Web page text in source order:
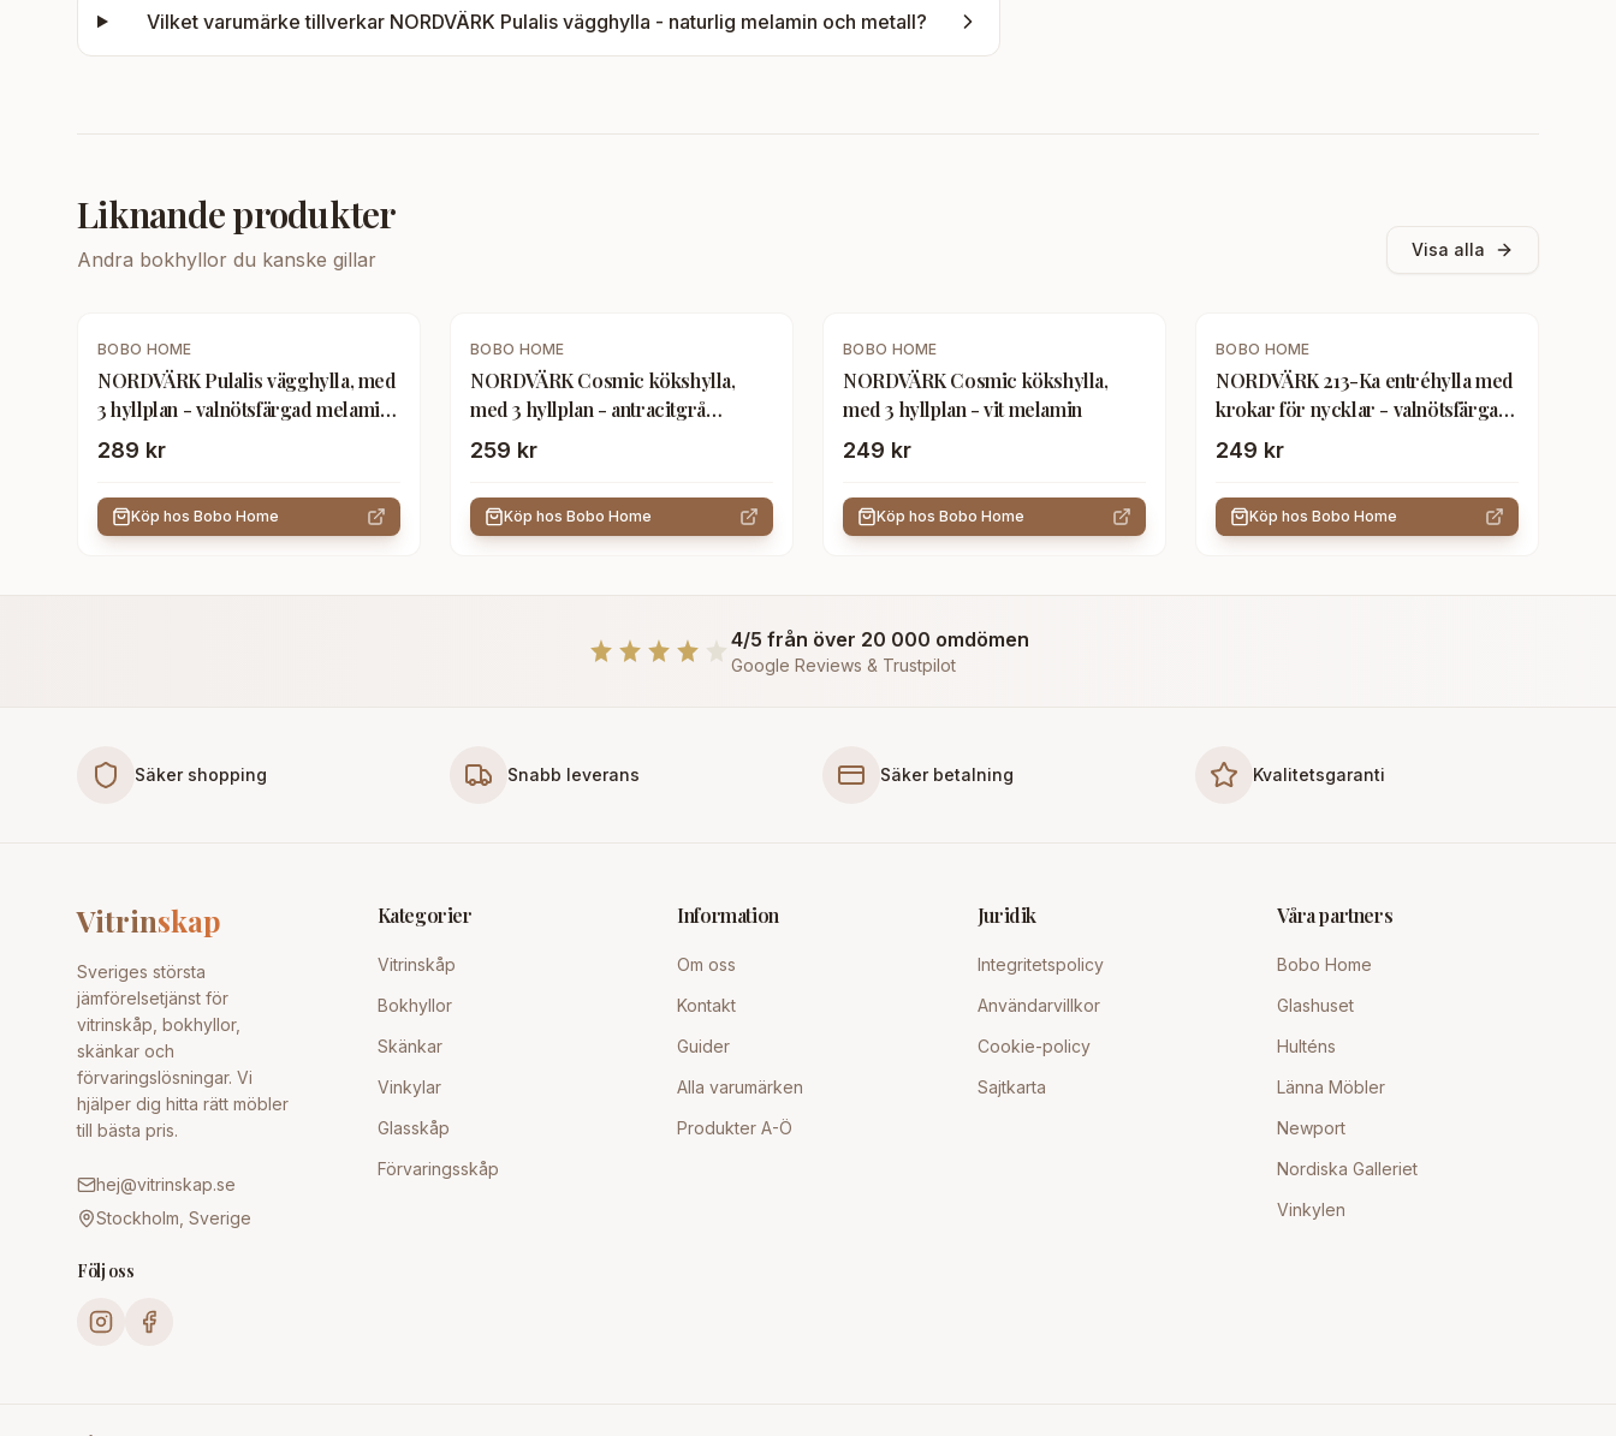
Vilket varumärke tillverkar NORDVÄRK Pulalis vägghylla - naturlig melamin och metall?
Liknande produkter
Andra bokhyllor du kanske gillar Visa alla
BOBO HOME
NORDVÄRK Pulalis vägghylla, med
3 hyllplan - valnötsfärgad melamin
och metall
289 kr
Köp hos Bobo Home
BOBO HOME
NORDVÄRK Cosmic kökshylla,
med 3 hyllplan - antracitgrå
melamin
259 kr
Köp hos Bobo Home
BOBO HOME
NORDVÄRK Cosmic kökshylla,
med 3 hyllplan - vit melamin
249 kr
Köp hos Bobo Home
BOBO HOME
NORDVÄRK 213-Ka entréhylla med
krokar för nycklar - valnötsfärgat
trä
249 kr
Köp hos Bobo Home
4/5 från över 20 000 omdömen
Google Reviews & Trustpilot
Säker shopping Snabb leverans Säker betalning Kvalitetsgaranti
Vitrinskap
Sveriges största
jämförelsetjänst för
vitrinskåp, bokhyllor,
skänkar och
förvaringslösningar. Vi
hjälper dig hitta rätt möbler
till bästa pris.
hej@vitrinskap.se
Stockholm, Sverige
Följ oss
Kategorier
Vitrinskåp
Bokhyllor
Skänkar
Vinkylar
Glasskåp
Förvaringsskåp
Information
Om oss
Kontakt
Guider
Alla varumärken
Produkter A-Ö
Juridik
Integritetspolicy
Användarvillkor
Cookie-policy
Sajtkarta
Våra partners
Bobo Home
Glashuset
Hulténs
Länna Möbler
Newport
Nordiska Galleriet
Vinkylen